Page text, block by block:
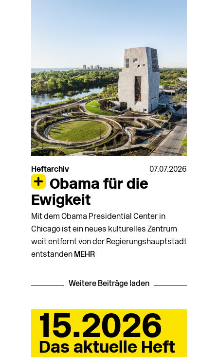
Heftarchiv 07.07.2026
Obama für die
Ewigkeit
Mit dem Obama Presidential Center in
Chicago ist ein neues kulturelles Zentrum
weit entfernt von der Regierungshauptstadt
entstanden MEHR
Weitere Beiträge laden
15.2026
Das aktuelle Heft